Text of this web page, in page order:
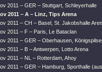
2011 – GER – Stuttgart, Schleyerhalle
2011 – A – Linz, Tips Arena
2011 – CH – Basel, St. Jakobshalle
2011 – F – Paris, Le Bataclan
2011 – GER – Oberhausen,
2011 – B – Antwerpen, Lotto Arena
2011 – NL – Rotterdam, Ahoy
2011 – GER – Hamburg, Sporthalle